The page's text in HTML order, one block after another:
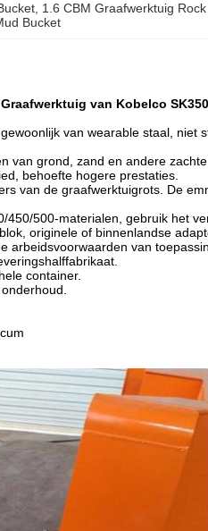
1.6 CBM Graafwerktuig
Bucket
van Kobelco
van wearable staal, niet
van grond, zand en andere zachte
behoefte hogere prestaties.
van de graafwerktuigrots. De
500-materialen, gebruik het
originele of binnenlandse
arbeidsvoorwaarden van
container.